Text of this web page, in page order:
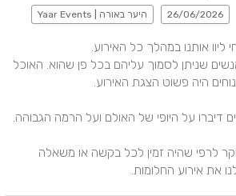
26/06/2026 היער באורה | Yaar Events
את אירוע החלומות.